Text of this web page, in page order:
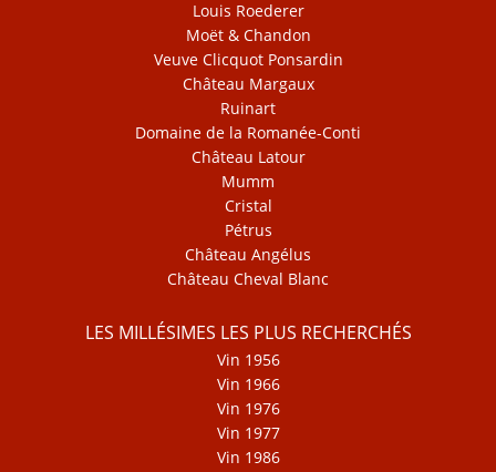
Louis Roederer
Moët & Chandon
Veuve Clicquot Ponsardin
Château Margaux
Ruinart
Domaine de la Romanée-Conti
Château Latour
Mumm
Cristal
Pétrus
Château Angélus
Château Cheval Blanc
LES MILLÉSIMES LES PLUS RECHERCHÉS
Vin 1956
Vin 1966
Vin 1976
Vin 1977
Vin 1986